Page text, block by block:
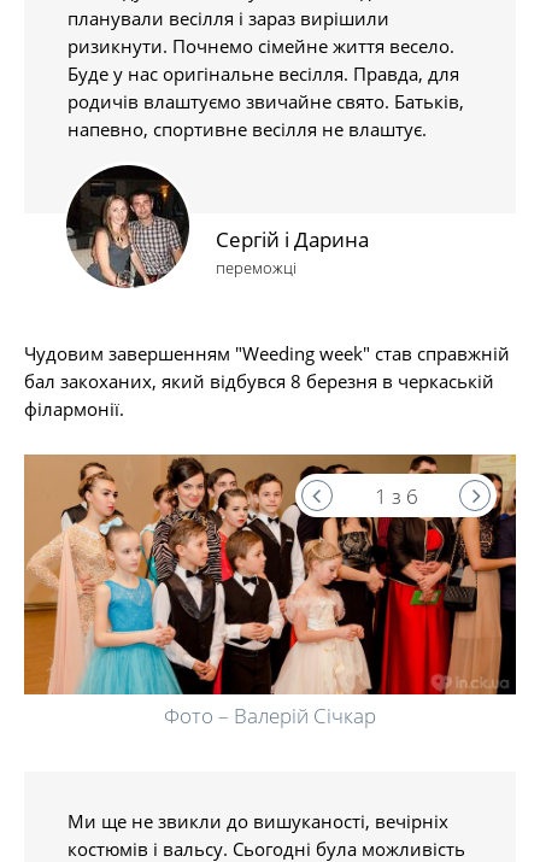
планували весілля і зараз вирішили
ризикнути. Почнемо сімейне життя весело.
Буде у нас оригінальне весілля. Правда, для
родичів влаштуємо звичайне свято. Батьків,
напевно, спортивне весілля не влаштує.
Сергій і Дарина
переможці
Чудовим завершенням "Weeding week" став справжній
бал закоханих, який відбувся 8 березня в черкаській
філармонії.
Фото – Валерій Січкар
1 з 6
Ми ще не звикли до вишуканості, вечірніх
костюмів і вальсу. Сьогодні була можливість